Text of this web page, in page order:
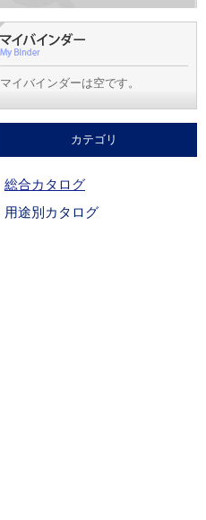
マイバインダーは空です。
カテゴリ
総合カタログ
用途別カタログ